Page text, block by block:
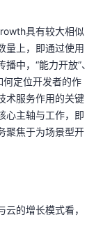
具有较大相似
量上，即通过使用
中，“能力开放”、
何定位开发者的作
术服务作用的关键
心主轴与工作，即
聚焦于为场景型开
的增长模式看，